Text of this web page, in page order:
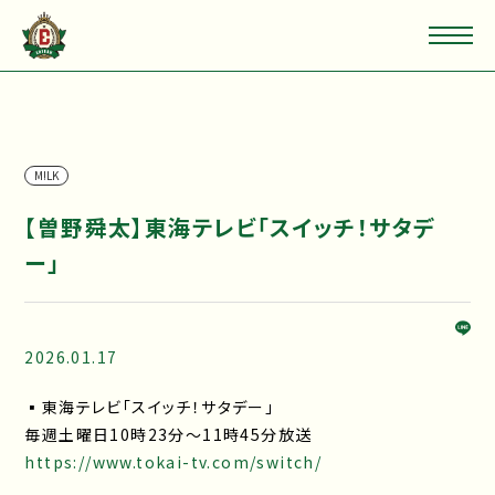
M!LK
【曽野舜太】東海テレビ「スイッチ！サタデ
ー」
2026.01.17
▪東海テレビ「スイッチ！サタデー」
毎週土曜日10時23分〜11時45分放送
https://www.tokai-tv.com/switch/